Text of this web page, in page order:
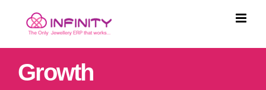
content
Growth